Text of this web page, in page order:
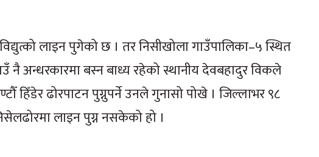
लाइन पुगेको छ । तर निसीखोला गाउँपालिका–५ स्थित
नै अन्धरकारमा बस्न बाध्य रहेको स्थानीय देवबहादुर विकले
हिँडेर ढोरपाटन पुग्नुपर्ने उनले गुनासो पोखे । जिल्लाभर ९८
लाइन पुग्न नसकेको हो ।